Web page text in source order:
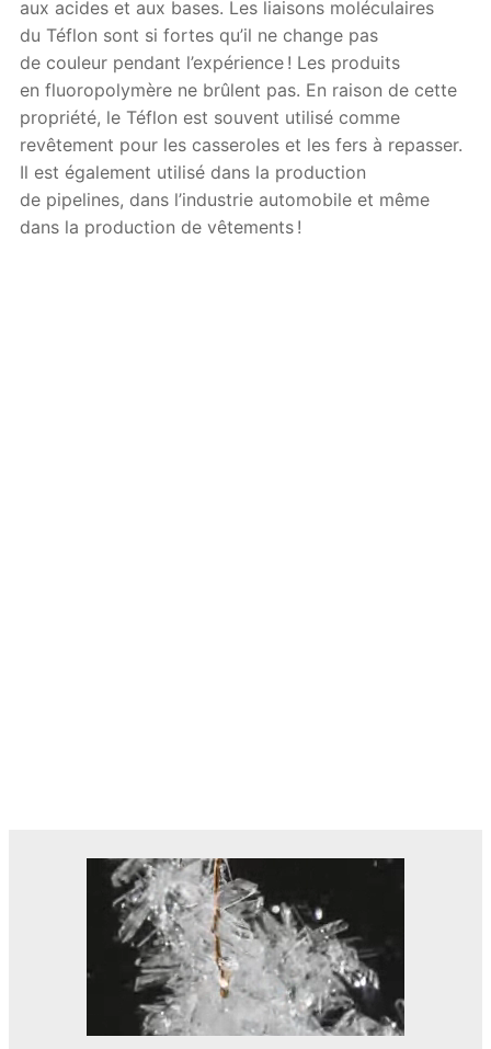
aux acides et aux bases. Les liaisons moléculaires
du Téflon sont si fortes qu’il ne change pas
de couleur pendant l’expérience ! Les produits
en fluoropolymère ne brûlent pas. En raison de cette
propriété, le Téflon est souvent utilisé comme
revêtement pour les casseroles et les fers à repasser.
Il est également utilisé dans la production
de pipelines, dans l’industrie automobile et même
dans la production de vêtements !